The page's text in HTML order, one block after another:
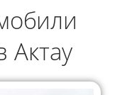
Актау